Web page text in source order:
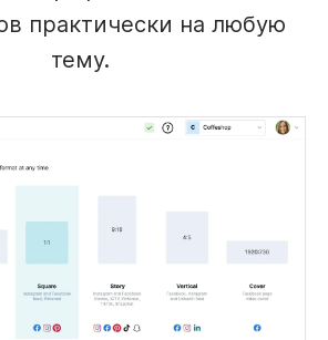
практически на любую
тему.